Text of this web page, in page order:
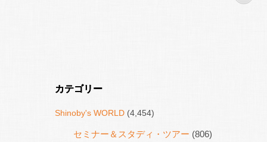
カテゴリー
Shinoby's WORLD(4,454)
セミナー＆スタディ・ツアー (806)